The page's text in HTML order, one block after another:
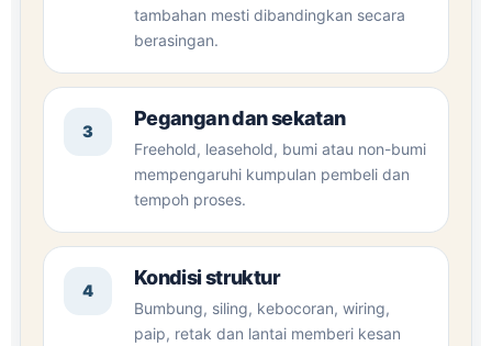
tambahan mesti dibandingkan secara
berasingan.
3
Pegangan dan sekatan
Freehold, leasehold, bumi atau non-bumi
mempengaruhi kumpulan pembeli dan
tempoh proses.
4
Kondisi struktur
Bumbung, siling, kebocoran, wiring,
paip, retak dan lantai memberi kesan